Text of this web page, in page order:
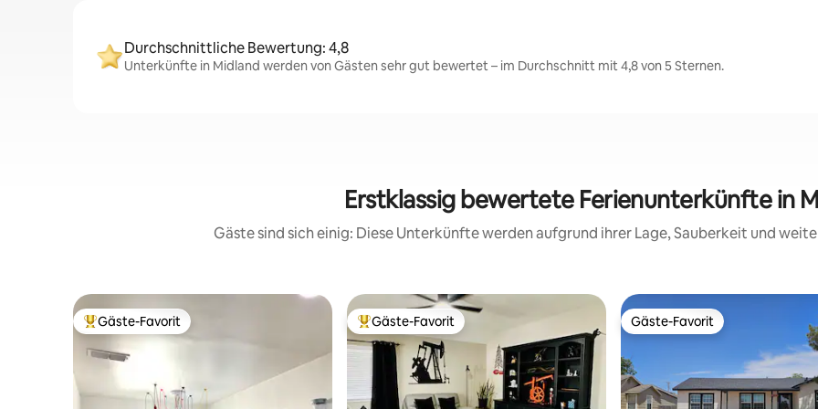
Durchschnittliche Bewertung: 4,8
Unterkünfte in Midland werden von Gästen sehr gut bewertet – im Durchschnitt mit 4,8 von 5 Sternen.
Erstklassig bewertete Ferienunterkünfte in
Gäste sind sich einig: Diese Unterkünfte werden aufgrund ihrer Lage, Sauberkeit und
Beliebter Gäste-Favorit.
Gäste-Favorit Beliebter Gäste-Favorit.
Gäste-Favorit Gäste-Favorit
Gäste-Favorit